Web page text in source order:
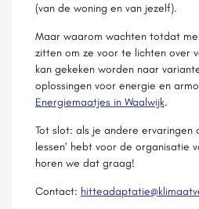
(van de woning en van jezelf).
Maar waarom wachten totdat
zitten om ze voor te lichten over
kan gekeken worden naar
oplossingen voor energie en
Energiemaatjes in Waalwijk.
Tot slot: als je andere ervaringen
lessen’ hebt voor de organisatie
horen we dat graag!
Contact: